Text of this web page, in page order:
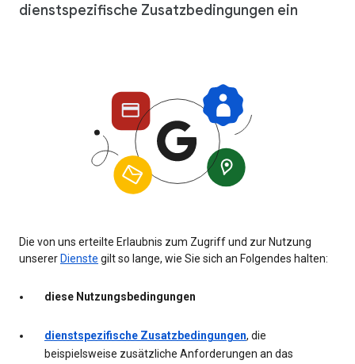
dienstspezifische Zusatzbedingungen ein
Die von uns erteilte Erlaubnis zum Zugriff und zur Nutzung
unsererDienste gilt so lange, wie Sie sich an Folgendes halten:
diese Nutzungsbedingungen
dienstspezifische Zusatzbedingungen, die
beispielsweise zusätzliche Anforderungen an das